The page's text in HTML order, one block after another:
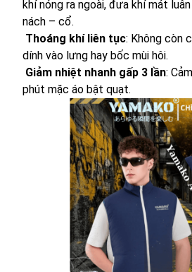
khí nóng ra ngoài, đưa khí mát
nách – cổ.
Thoáng khí liên tục: Không còn
dính vào lưng hay bốc mùi hôi.
Giảm nhiệt nhanh gấp 3 lần:
phút mặc áo bật quạt.